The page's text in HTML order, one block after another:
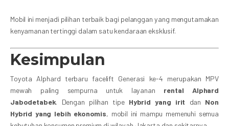
Mobil ini menjadi pilihan terbaik bagi pelanggan yang mengutamakan
kenyamanan tertinggi dalam satu kendaraan eksklusif.
Kesimpulan
Toyota Alphard terbaru facelift Generasi ke-4 merupakan MPV
mewah paling sempurna untuk layanan rental Alphard
Jabodetabek. Dengan pilihan tipe Hybrid yang irit dan Non
Hybrid yang lebih ekonomis, mobil ini mampu memenuhi semua